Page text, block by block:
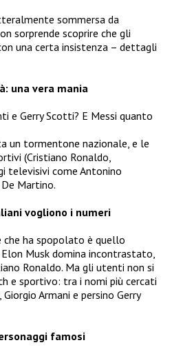
sommersa da
sorprende scoprire che gli
una certa insistenza – dettagli
una vera mania
e Gerry Scotti? E Messi quanto
un tormentone nazionale, e le
(Cristiano Ronaldo,
televisivi come Antonino
Martino.
vogliono i numeri
ha spopolato è quello
Musk domina incontrastato,
Ronaldo. Ma gli utenti non si
e sportivo: tra i nomi più cercati
Armani e persino Gerry
famosi